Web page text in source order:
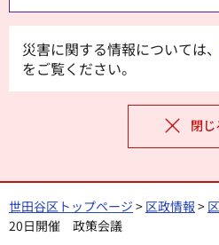
災害に関する情報については、
をご覧ください。
閉じ
世田谷区トップページ > 区政情報 >
20日開催 政策会議